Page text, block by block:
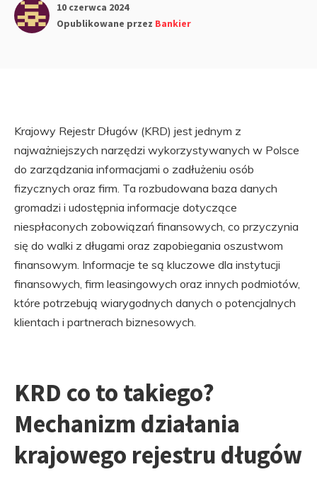
10 czerwca 2024
Opublikowane przez Bankier
Krajowy Rejestr Długów (KRD) jest jednym z
najważniejszych narzędzi wykorzystywanych w Polsce
do zarządzania informacjami o zadłużeniu osób
fizycznych oraz firm. Ta rozbudowana baza danych
gromadzi i udostępnia informacje dotyczące
niespłaconych zobowiązań finansowych, co przyczynia
się do walki z długami oraz zapobiegania oszustwom
finansowym. Informacje te są kluczowe dla instytucji
finansowych, firm leasingowych oraz innych podmiotów,
które potrzebują wiarygodnych danych o potencjalnych
klientach i partnerach biznesowych.
KRD co to takiego?
Mechanizm działania
krajowego rejestru długów